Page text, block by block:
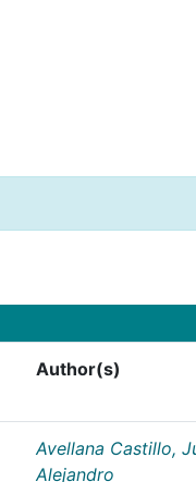
Author(s)
Avellana Castillo,
Alejandro